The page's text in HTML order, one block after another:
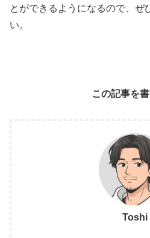
とができるようになるので、ぜ
い。
この記事を
Toshi